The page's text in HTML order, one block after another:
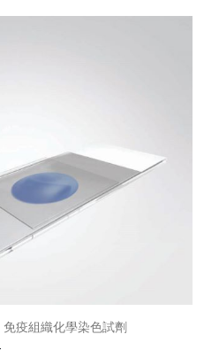
疫組織化學染色試劑